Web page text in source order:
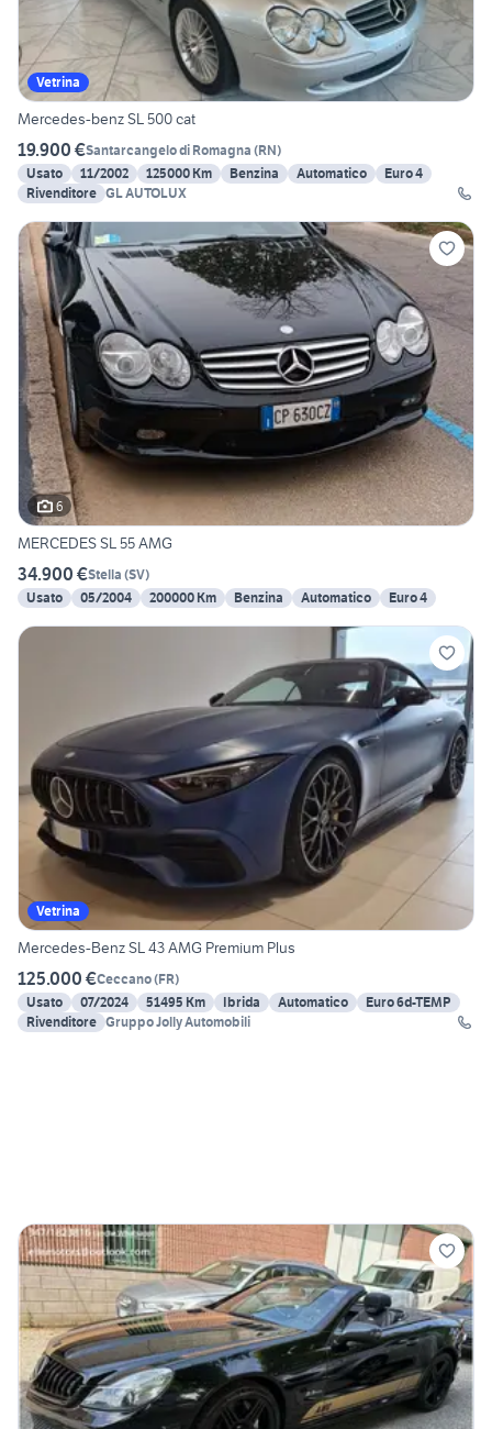
Vetrina
Mercedes-benz SL 500 cat
19.900 €Santarcangelo di Romagna (RN)
Usato
11/2002 125000 Km Benzina Automatico
Euro 4
Rivenditore GL AUTOLUX
6
MERCEDES SL 55 AMG
34.900 €Stella (SV)
Usato
05/2004 200000 Km Benzina Automatico Euro 4
Vetrina
Mercedes-Benz SL 43 AMG Premium Plus
125.000 €Ceccano(FR)
Usato
07/2024 51495 Km Ibrida Automatico
Euro 6d-TEMP
Rivenditore Gruppo Jolly Automobili